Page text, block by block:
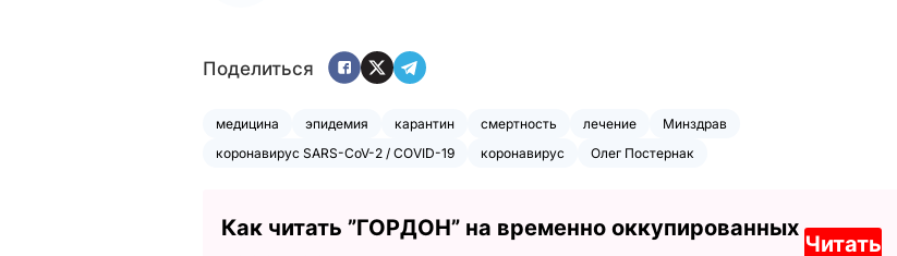
Поделиться
медицина эпидемия карантин смертность лечение
Минздрав
коронавирус SARS-CoV-2 / COVID-19
коронавирус Олег Постернак
Как читать ”ГОРДОН” на временно оккупированных
Читать